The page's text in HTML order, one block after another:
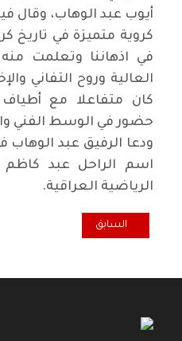
أيوب عبد الوهاب، وقال
كروية متميزة في تاريخ
في اذهاننا وتعلمت منه
العالية وروح التفاني
كان متفاعلا مع أطياف
حضور في الوسط الفني
ودعا الرفيق عبد الوهاب
اسم الراحل عبد
الرياضية العراقية.
المقال السابق: في ضيافة
السابق